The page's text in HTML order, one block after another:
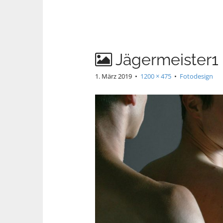
Jägermeister1
1. März 2019 • 1200 × 475 • Fotodesign